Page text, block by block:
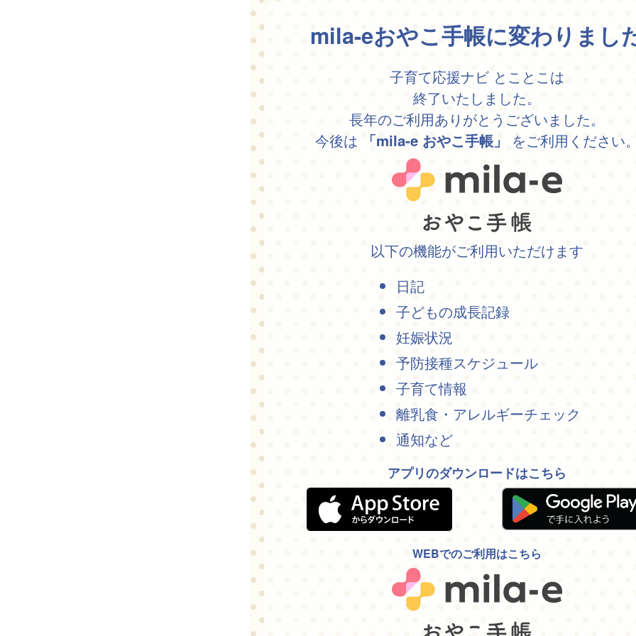
mila-eおやこ手帳に変わりまし
子育て応援ナビ とことこは
終了いたしました。
長年のご利用ありがとうございました。
今後は
「mila-e おやこ手帳」 をご利用ください
以下の機能がご利用いただけます
日記
子どもの成長記録
妊娠状況
予防接種スケジュール
子育て情報
離乳食・アレルギーチェック
通知など
アプリのダウンロードはこちら
WEBでのご利用はこちら